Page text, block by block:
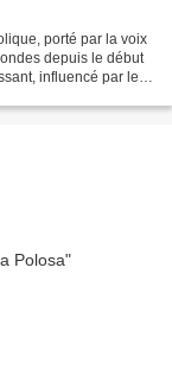
porté par la voix
depuis le début
influencé par le